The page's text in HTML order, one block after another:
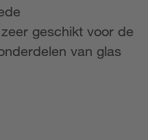
geschikt voor de
van glas